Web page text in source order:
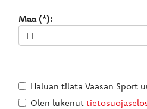
Maa (*):
Haluan tilata Vaasan Sport
Olen lukenut